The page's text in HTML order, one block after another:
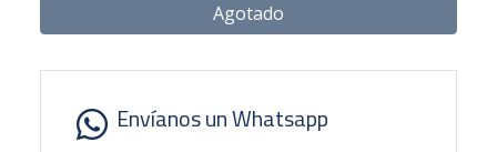
Agotado
Envíanos un Whatsapp